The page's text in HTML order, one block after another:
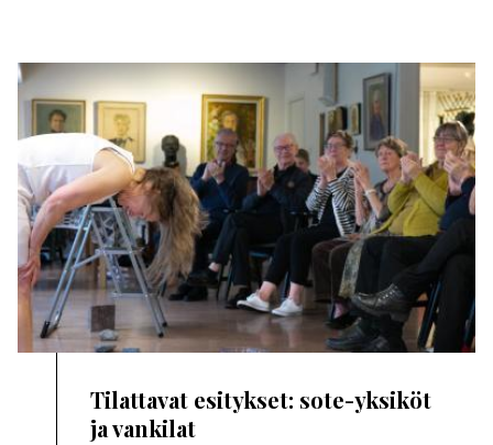
Tilattavat esitykset: sote-yksiköt
ja vankilat